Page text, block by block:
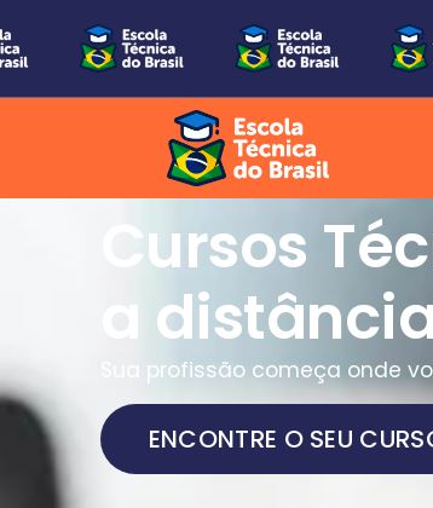
Cursos
a
Sua profissão começa onde
ENCONTRE O SEU